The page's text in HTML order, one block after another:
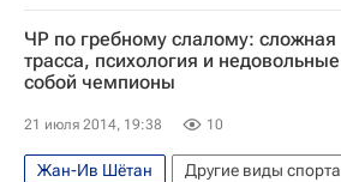
Аналитика
Другие виды спорта
Летние Олимпийские игры 2016
Александр Липатов
ЧР по гребному слалому: сложная
трасса, психология и недовольные
собой чемпионы
21 июля 2014, 19:38 10
Жан-Ив Шётан
Другие виды спорта